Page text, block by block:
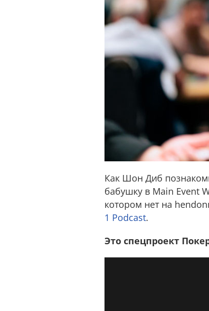
Как Шон Диб
бабушку в Main Event
котором нет на
1 Podcast.
Это спецпроект